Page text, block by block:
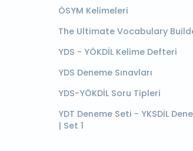
ÖSYM Kelimeleri
The Ultimate Vocabulary
YDS - YÖKDİL Kelime Defteri
YDS Deneme Sınavları
YDS-YÖKDİL Soru Tipleri
YDT Deneme Seti - YKSDİL
| Set 1